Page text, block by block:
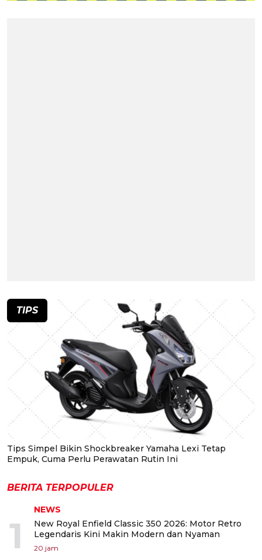
TIPS
Tips Simpel Bikin Shockbreaker Yamaha Lexi Tetap
Empuk, Cuma Perlu Perawatan Rutin Ini
BERITA TERPOPULER
1
NEWS
New Royal Enfield Classic 350 2026: Motor Retro
Legendaris Kini Makin Modern dan Nyaman
20 jam